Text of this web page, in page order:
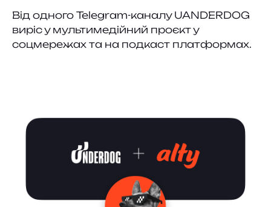
Від одного Telegram-каналу UANDERDOG
виріс у мультимедійний проєкт у
соцмережах та на подкаст платформах.